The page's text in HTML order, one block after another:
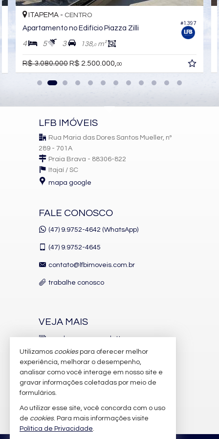
#1.397
ITAPEMA - CENTRO
Apartamento no Edifício Piazza Zilli
4 5 3 138,0m²
R$ 3.080.000R$ 2.500.000,00
LFB IMÓVEIS
Rua Maria das Dores Santos Mueller, nº
289 - 701A
Praia Brava - 88306-822
Itajaí / SC
mapa google
FALE CONOSCO
(47) 9.9752-4642 (WhatsApp)
(47) 9.9752-4645
contato@lfbimoveis.com.br
trabalhe conosco
VEJA MAIS
receba nosso newsletter
indicadores financeiros
cadastre seu imóvel
imóveis favoritos
mapa de imóveis
Utilizamos cookiespara oferecer melhor
experiência, melhorar o desempenho,
analisar como você interage em nosso site e
gravar informações coletadas por meio de
formulários.
Ao utilizar esse site, você concorda com o uso
de cookies. Para mais informações visite
Política de Privacidade.